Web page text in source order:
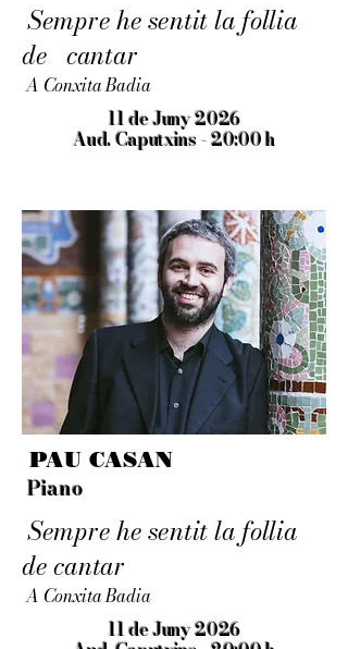
Sempre he sentit la follia
de cantar
A Conxita Badia
11 de Juny 2026
Aud. Caputxins - 20:00 h
PAU CASAN
Piano
Sempre he sentit la follia
de cantar
A Conxita Badia
11 de Juny 2026